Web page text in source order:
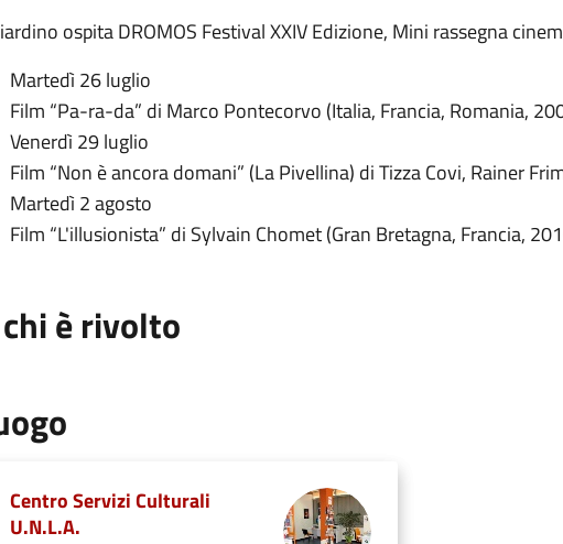
ospita DROMOS Festival XXIV Edizione, Mini rassegna
Martedì 26 luglio
Film “Pa-ra-da” di Marco Pontecorvo (Italia, Francia, Romania,
Venerdì 29 luglio
Film “Non è ancora domani” (La Pivellina) di Tizza Covi, Rainer
Martedì 2 agosto
Film “L'illusionista” di Sylvain Chomet (Gran Bretagna, Francia,
è rivolto
Centro Servizi Culturali
U.N.L.A.